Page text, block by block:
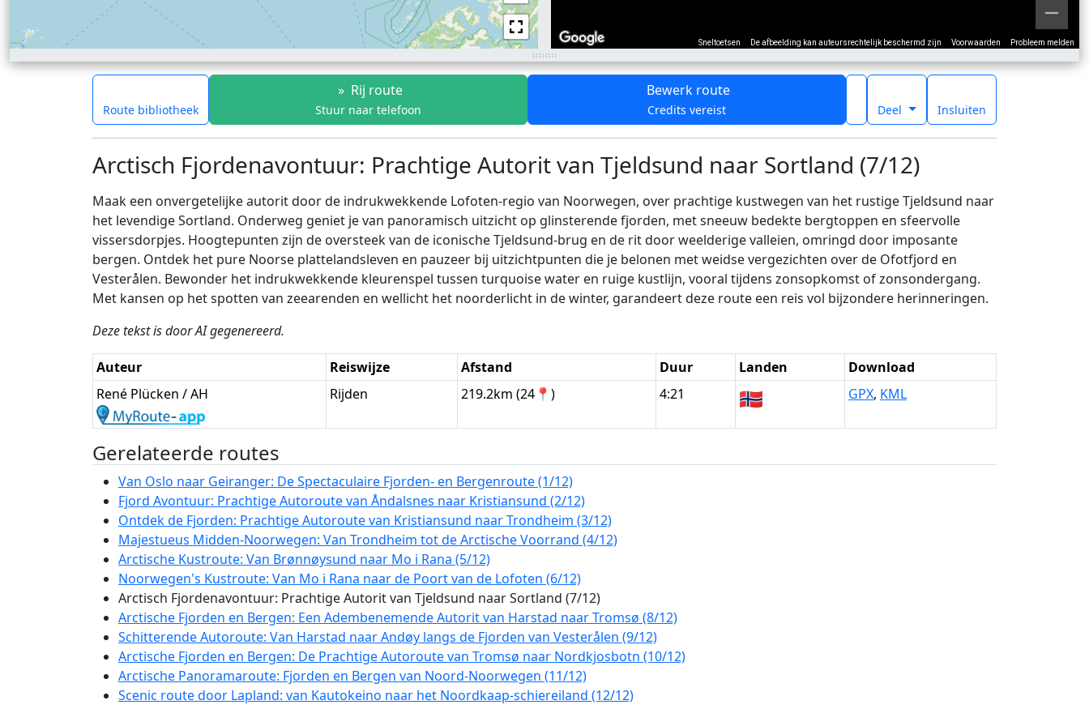
Sneltoetsen De afbeelding kan auteursrechtelijk beschermd zijn Voorwaarden Probleem melden
Route bibliotheek
» Rij route
Stuur naar telefoon
Bewerk route
Credits vereist Deel Insluiten
Arctisch Fjordenavontuur: Prachtige Autorit van Tjeldsund naar Sortland (7/12)
Maak een onvergetelijke autorit door de indrukwekkende Lofoten-regio van Noorwegen, over prachtige kustwegen van het rustige Tjeldsund naar
het levendige Sortland. Onderweg geniet je van panoramisch uitzicht op glinsterende fjorden, met sneeuw bedekte bergtoppen en sfeervolle
vissersdorpjes. Hoogtepunten zijn de oversteek van de iconische Tjeldsund-brug en de rit door weelderige valleien, omringd door imposante
bergen. Ontdek het pure Noorse plattelandsleven en pauzeer bij uitzichtpunten die je belonen met weidse vergezichten over de Ofotfjord en
Vesterålen. Bewonder het indrukwekkende kleurenspel tussen turquoise water en ruige kustlijn, vooral tijdens zonsopkomst of zonsondergang.
Met kansen op het spotten van zeearenden en wellicht het noorderlicht in de winter, garandeert deze route een reis vol bijzondere herinneringen.
Deze tekst is door AI gegenereerd.
Auteur Reiswijze Afstand Duur Landen
Download
René Plücken / AH
Rijden 219.2km (24📍) 4:21 🇳🇴 GPX, KML
Gerelateerde routes
Van Oslo naar Geiranger: De Spectaculaire Fjorden- en Bergenroute (1/12)
Fjord Avontuur: Prachtige Autoroute van Åndalsnes naar Kristiansund (2/12)
Ontdek de Fjorden: Prachtige Autoroute van Kristiansund naar Trondheim (3/12)
Majestueus Midden-Noorwegen: Van Trondheim tot de Arctische Voorrand (4/12)
Arctische Kustroute: Van Brønnøysund naar Mo i Rana (5/12)
Noorwegen's Kustroute: Van Mo i Rana naar de Poort van de Lofoten (6/12)
Arctisch Fjordenavontuur: Prachtige Autorit van Tjeldsund naar Sortland (7/12)
Arctische Fjorden en Bergen: Een Adembenemende Autorit van Harstad naar Tromsø (8/12)
Schitterende Autoroute: Van Harstad naar Andøy langs de Fjorden van Vesterålen (9/12)
Arctische Fjorden en Bergen: De Prachtige Autoroute van Tromsø naar Nordkjosbotn (10/12)
Arctische Panoramaroute: Fjorden en Bergen van Noord-Noorwegen (11/12)
Scenic route door Lapland: van Kautokeino naar het Noordkaap-schiereiland (12/12)